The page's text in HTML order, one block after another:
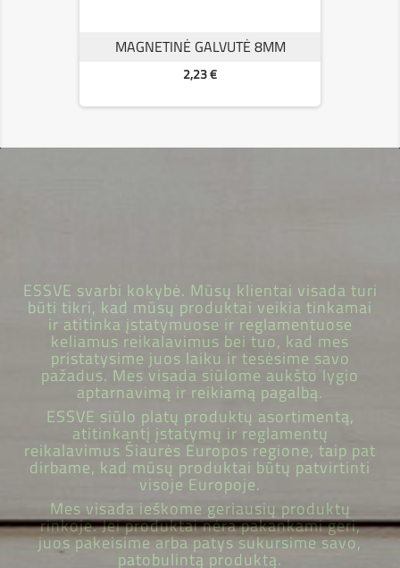
MAGNETINĖ GALVUTĖ 8MM
Kaina
2,23 €
ESSVE svarbi kokybė. Mūsų klientai visada turi
būti tikri, kad mūsų produktai veikia tinkamai
ir atitinka įstatymuose ir reglamentuose
keliamus reikalavimus bei tuo, kad mes
pristatysime juos laiku ir tesėsime savo
pažadus. Mes visada siūlome aukšto lygio
aptarnavimą ir reikiamą pagalbą.
ESSVE siūlo platų produktų asortimentą,
atitinkantį įstatymų ir reglamentų
reikalavimus Šiaurės Europos regione, taip pat
dirbame, kad mūsų produktai būtų patvirtinti
visoje Europoje.
Mes visada ieškome geriausių produktų
rinkoje. Jei produktai nėra pakankami geri,
juos pakeisime arba patys sukursime savo,
patobulintą produktą.